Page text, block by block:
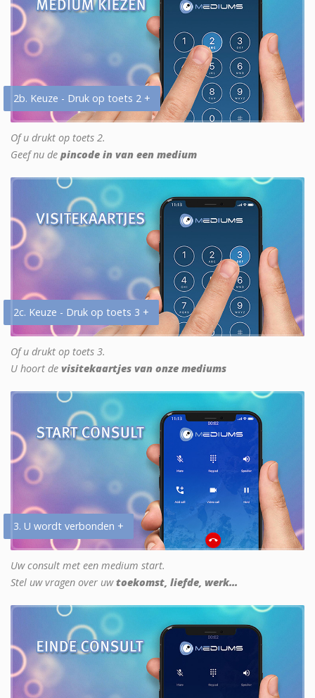
2b. Keuze - Druk op toets 2 +
Of u drukt op toets 2.
Geef nu de pincode in van een medium
2c. Keuze - Druk op toets 3 +
Of u drukt op toets 3.
U hoort de visitekaartjes van onze mediums
3. U wordt verbonden +
Uw consult met een medium start.
Stel uw vragen over uwtoekomst, liefde, werk...